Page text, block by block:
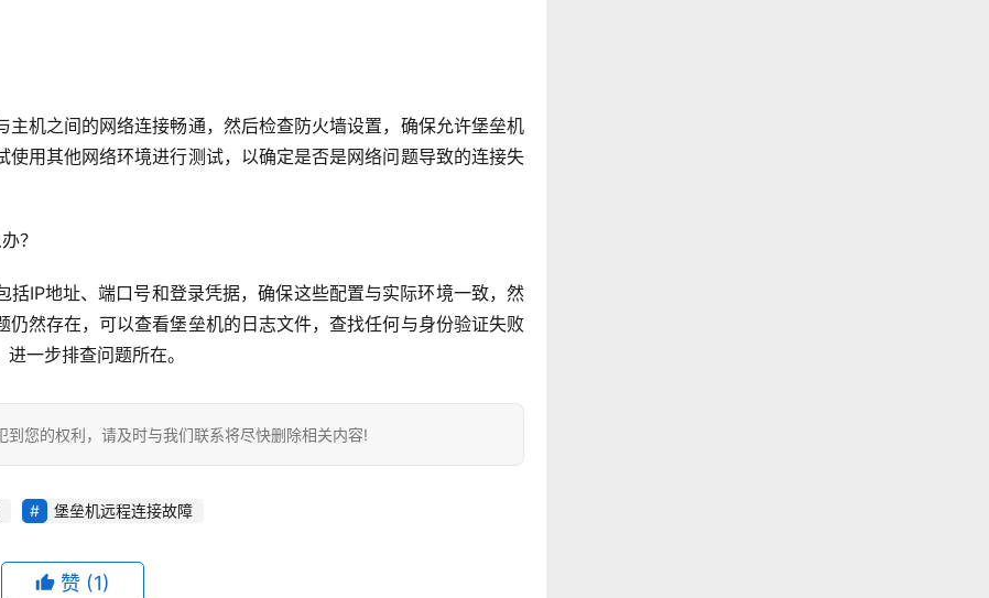
机之间的网络连接畅通，然后检查防火墙设置，确保允许堡垒机
用其他网络环境进行测试，以确定是否是网络问题导致的连接失
？
IP地址、端口号和登录凭据，确保这些配置与实际环境一致，然
然存在，可以查看堡垒机的日志文件，查找任何与身份验证失败
一步排查问题所在。
到您的权利，请及时与我们联系将尽快删除相关内容!
堡垒机远程连接故障
赞 (1)